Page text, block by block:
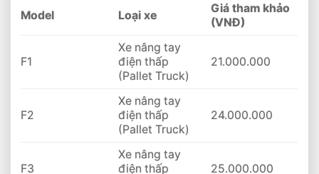
Model Loại xe
Giá tham khảo
(VNĐ)
F1
Xe nâng tay
điện thấp
(Pallet Truck)
21.000.000
F2
Xe nâng tay
điện thấp
(Pallet Truck)
24.000.000
F3
Xe nâng tay
điện thấp
25.000.000